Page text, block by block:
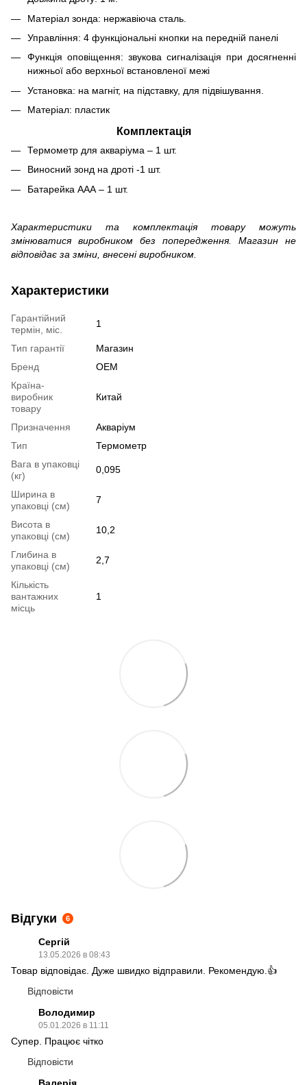
Матеріал зонда: нержавіюча сталь.
Управління: 4 функціональні кнопки на передній панелі
Функція оповіщення: звукова сигналізація при досягненні
нижньої або верхньої встановленої межі
Установка: на магніт, на підставку, для підвішування.
Матеріал: пластик
Комплектація
Термометр для акваріума – 1 шт.
Виносний зонд на дроті -1 шт.
Батарейка ААА – 1 шт.
Характеристики та комплектація товару можуть
змінюватися виробником без попередження. Магазин не
відповідає за зміни, внесені виробником.
Характеристики
Гарантійний
термін, міс.
1
Тип гарантії
Магазин
Бренд
OEM
Країна-
виробник
товару
Китай
Призначення
Акваріум
Тип
Термометр
Вага в упаковці
(кг)
0,095
Ширина в
упаковці (см)
7
Висота в
упаковці (см)
10,2
Глибина в
упаковці (см)
2,7
Кількість
вантажних
місць
1
Відгуки 6
Сергій
13.05.2026 в 08:43
Товар відповідає. Дуже швидко відправили. Рекомендую.👍
Відповісти
Володимир
05.01.2026 в 11:11
Супер. Працює чітко
Відповісти